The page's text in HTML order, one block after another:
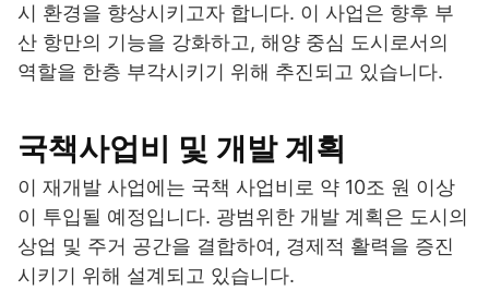
시 환경을 향상시키고자 합니다. 이 사업은 향후 부
산 항만의 기능을 강화하고, 해양 중심 도시로서의
역할을 한층 부각시키기 위해 추진되고 있습니다.
국책사업비 및 개발 계획
이 재개발 사업에는 국책 사업비로 약 10조 원 이상
이 투입될 예정입니다. 광범위한 개발 계획은 도시의
상업 및 주거 공간을 결합하여, 경제적 활력을 증진
시키기 위해 설계되고 있습니다.